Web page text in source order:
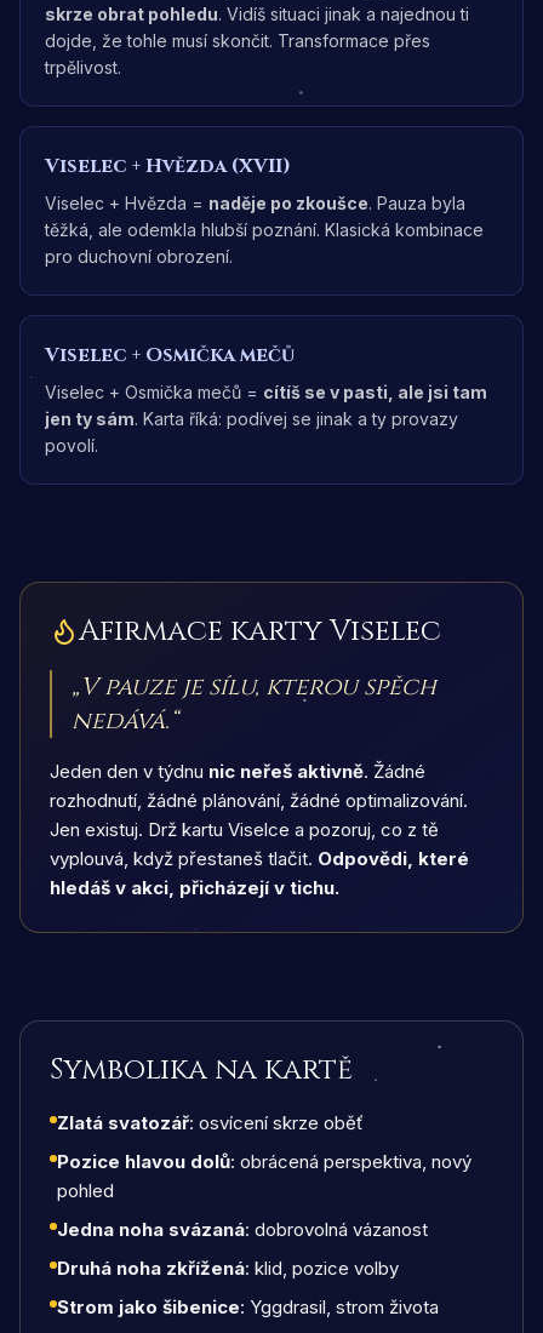
skrze obrat pohledu. Vidíš situaci jinak a najednou ti
dojde, že tohle musí skončit. Transformace přes
trpělivost.
Viselec +Hvězda (XVII)
Viselec + Hvězda = naděje po zkoušce. Pauza byla
těžká, ale odemkla hlubší poznání. Klasická kombinace
pro duchovní obrození.
Viselec + Osmička mečů
Viselec + Osmička mečů = cítíš se v pasti, ale jsi tam
jen ty sám. Karta říká: podívej se jinak a ty provazy
povolí.
Afirmace kartyViselec
„V pauze je sílu, kterou spěch
nedává.“
Jeden den v týdnu nic neřeš aktivně. Žádné
rozhodnutí, žádné plánování, žádné optimalizování.
Jen existuj. Drž kartu Viselce a pozoruj, co z tě
vyplouvá, když přestaneš tlačit. Odpovědi, které
hledáš v akci, přicházejí v tichu.
Symbolika na kartě
Zlatá svatozář: osvícení skrze oběť
Pozice hlavou dolů: obrácená perspektiva, nový
pohled
Jedna noha svázaná: dobrovolná vázanost
Druhá noha zkřížená: klid, pozice volby
Strom jako šibenice: Yggdrasil, strom života